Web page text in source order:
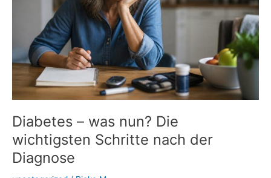
Diabetes – was nun? Die
wichtigsten Schritte nach der
Diagnose